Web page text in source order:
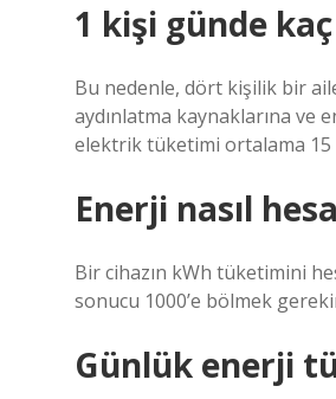
1 kişi günde
Bu nedenle, dört kişilik bir
aydınlatma kaynaklarına
elektrik tüketimi ortalama 15
Enerji nasıl
Bir cihazın kWh tüketimini
sonucu 1000’e bölmek
Günlük enerji